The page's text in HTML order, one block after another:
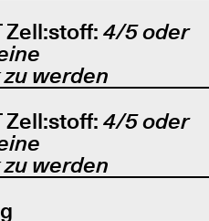
Zell:stoff: 4/5 oder
werden
Zell:stoff: 4/5 oder
werden